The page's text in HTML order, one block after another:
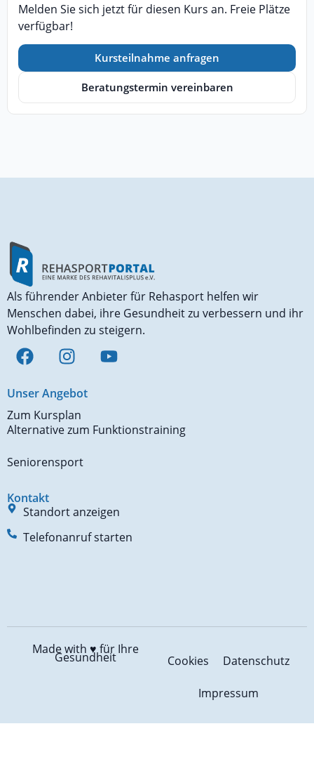
Melden Sie sich jetzt für diesen Kurs an. Freie Plätze
verfügbar!
Kursteilnahme anfragen
Beratungstermin vereinbaren
Als führender Anbieter für Rehasport helfen wir
Menschen dabei, ihre Gesundheit zu verbessern und ihr
Wohlbefinden zu steigern.
Unser Angebot
Zum Kursplan
Alternative zum Funktionstraining
Seniorensport
Kontakt
Standort anzeigen
Telefonanruf starten
Made with ♥️für Ihre
Gesundheit Cookies Datenschutz
Impressum